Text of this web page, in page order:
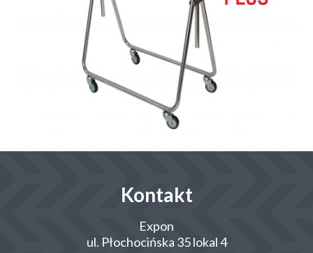
Kontakt
Expon
ul. Płochocińska 35 lokal 4